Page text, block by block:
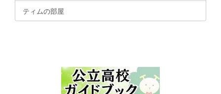
ティムの部屋